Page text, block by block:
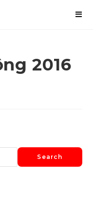
2016
Search